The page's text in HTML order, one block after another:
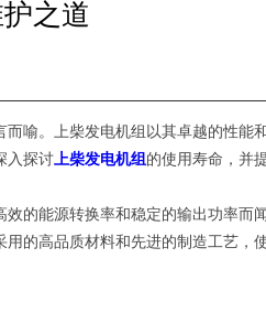
之道
喻。上柴发电机组以其卓越的性能
入探讨上柴发电机组的使用寿命，并
的能源转换率和稳定的输出功率而
的高品质材料和先进的制造工艺，